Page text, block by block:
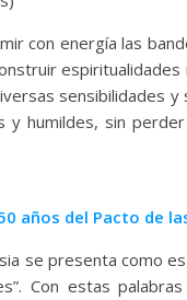
con energía las
espiritualidades
sensibilidades
y humildes, sin
años del Pacto de
se presenta como
Con estas